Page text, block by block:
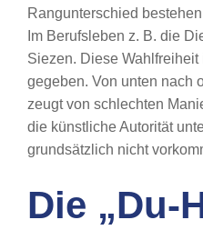
Rangunterschied
Im Berufsleben z. B. die
Siezen. Diese Wahlfreiheit
gegeben. Von unten nach
zeugt von schlechten
die künstliche Autorität
grundsätzlich nicht
Die „Du-